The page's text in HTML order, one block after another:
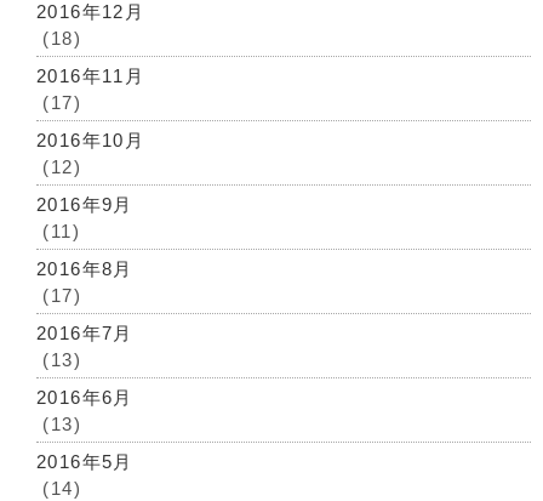
2016年12月
(18)
2016年11月
(17)
2016年10月
(12)
2016年9月
(11)
2016年8月
(17)
2016年7月
(13)
2016年6月
(13)
2016年5月
(14)